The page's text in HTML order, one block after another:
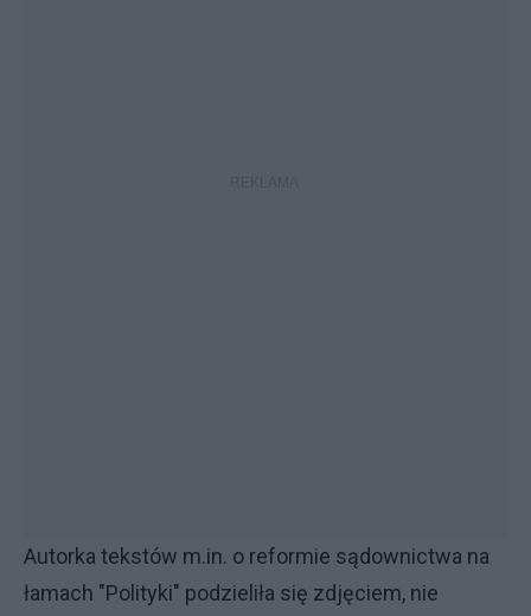
Autorka tekstów m.in. o reformie sądownictwa na
łamach "Polityki" podzieliła się zdjęciem, nie